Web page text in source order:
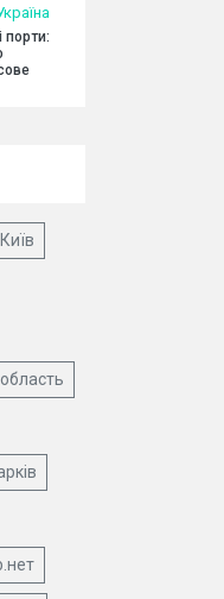
порти:
Київ